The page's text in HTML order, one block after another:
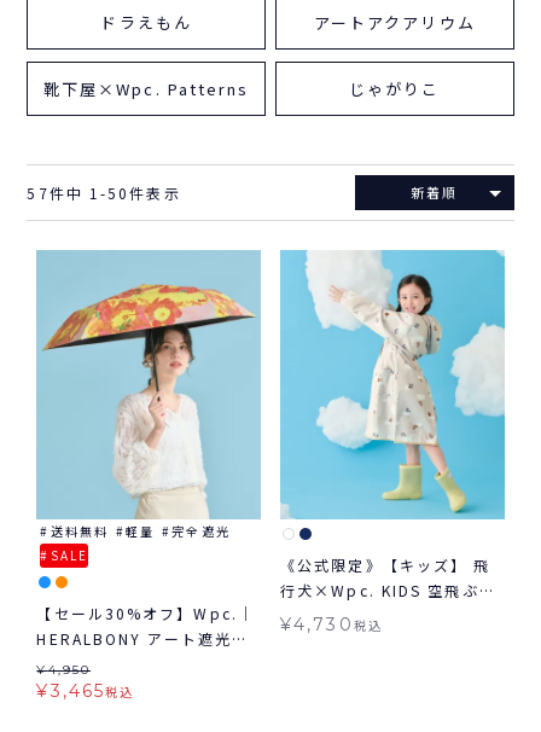
ドラえもん アートアクアリウム
靴下屋×Wpc. Patterns じゃがりこ
新着順
57件中 1-50件表示
送料無料 軽量
完全遮光
SALE
【セール30%オフ】Wpc.｜
HERALBONY アート遮光軽
量日傘 mini 日傘 折りたた
み 晴雨兼用 ギフト対象 送料
¥4,950
¥3,465税込
《公式限定》【キッズ】 飛
行犬×Wpc. KIDS 空飛ぶレ
インコート 子ども用 キッズ
¥4,730 税込